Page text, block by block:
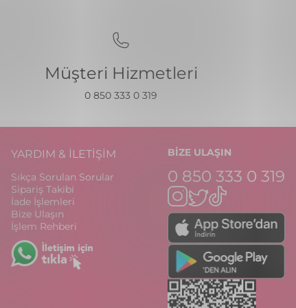
Müşteri Hizmetleri
0 850 333 0 319
YARDIM & İLETİŞİM
Sıkça Sorulan Sorular
Sipariş Takibi
İade İşlemleri
Bize Ulaşın
İşlem Rehberi
BİZE ULAŞIN
0 850 333 0 319